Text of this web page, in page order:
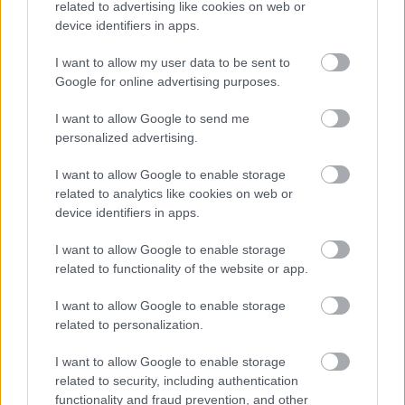
related to advertising like cookies on web or
device identifiers in apps.
I want to allow my user data to be sent to
Google for online advertising purposes.
I want to allow Google to send me
personalized advertising.
I want to allow Google to enable storage
related to analytics like cookies on web or
device identifiers in apps.
I want to allow Google to enable storage
related to functionality of the website or app.
I want to allow Google to enable storage
related to personalization.
I want to allow Google to enable storage
related to security, including authentication
functionality and fraud prevention, and other
Paris Saint-Germainvs
Felkészülési szezon 4. mérkőzés
Nya Ullevi, Göteborg
2026-08-08 17:00
Leeds United vs Manchester United 2026-08-12 20:30
AC MilanvsManchester United2026-08-15 18:00
ELŐZŐ MÉRKŐZÉSEK
Támogatás
Támogasd adományoddal